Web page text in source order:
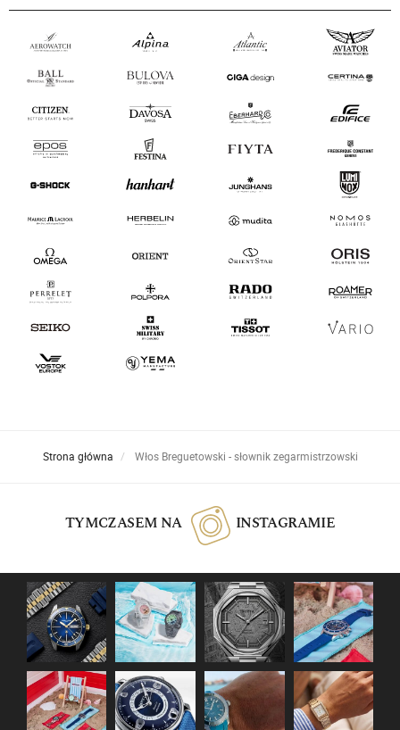
Strona główna Włos Breguetowski - słownik zegarmistrzowski
TYMCZASEM NA INSTAGRAMIE